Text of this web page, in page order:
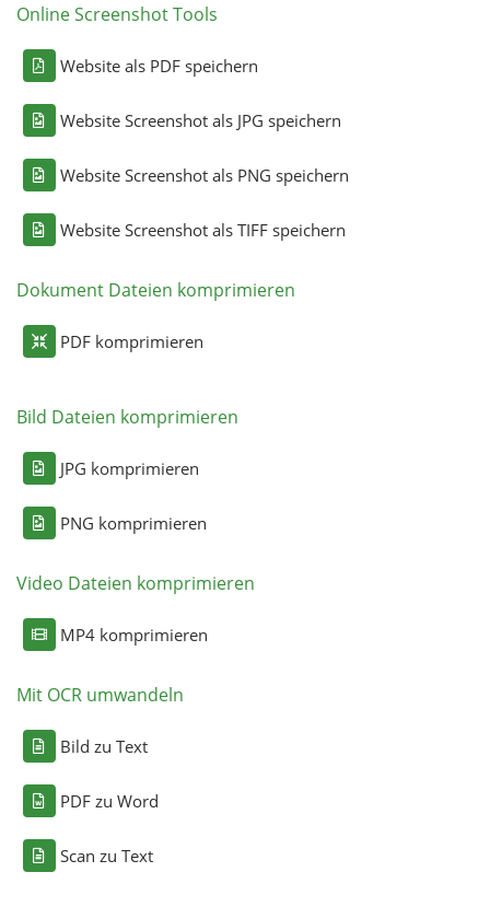
Online Screenshot Tools
Website als PDF speichern
Website Screenshot als JPG speichern
Website Screenshot als PNG speichern
Website Screenshot als TIFF speichern
Dokument Dateien komprimieren
PDF komprimieren
Bild Dateien komprimieren
JPG komprimieren
PNG komprimieren
Video Dateien komprimieren
MP4 komprimieren
Mit OCR umwandeln
Bild zu Text
PDF zu Word
Scan zu Text